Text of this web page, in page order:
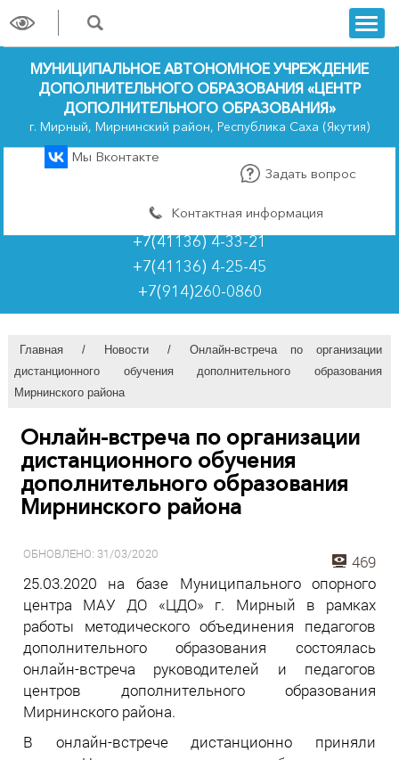
trk
МУНИЦИПАЛЬНОЕ АВТОНОМНОЕ УЧРЕЖДЕНИЕ
ДОПОЛНИТЕЛЬНОГО ОБРАЗОВАНИЯ «ЦЕНТР
ДОПОЛНИТЕЛЬНОГО ОБРАЗОВАНИЯ»
г. Мирный, Мирнинский район, Республика Саха (Якутия)
Мы Вконтакте
Задать вопрос
Контактная информация
+7(41136) 4-33-21
+7(41136) 4-25-45
+7(914)260-0860
Главная / Новости /
Онлайн-встреча по организации
дистанционного обучения дополнительного образования
Мирнинского района
Онлайн-встреча по организации
дистанционного обучения
дополнительного образования
Мирнинского района
ОБНОВЛЕНО: 31/03/2020
469
25.03.2020 на базе Муниципального опорного
центра МАУ ДО «ЦДО» г. Мирный в рамках
работы методического объединения педагогов
дополнительного образования состоялась
онлайн-встреча руководителей и педагогов
центров дополнительного образования
Мирнинского района.
В онлайн-встрече дистанционно приняли